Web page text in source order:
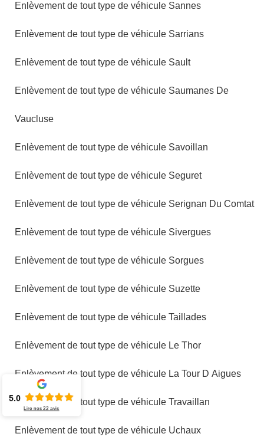
Enlèvement de tout type de véhicule Sannes
Enlèvement de tout type de véhicule Sarrians
Enlèvement de tout type de véhicule Sault
Enlèvement de tout type de véhicule Saumanes De
Vaucluse
Enlèvement de tout type de véhicule Savoillan
Enlèvement de tout type de véhicule Seguret
Enlèvement de tout type de véhicule Serignan Du Comtat
Enlèvement de tout type de véhicule Sivergues
Enlèvement de tout type de véhicule Sorgues
Enlèvement de tout type de véhicule Suzette
Enlèvement de tout type de véhicule Taillades
Enlèvement de tout type de véhicule Le Thor
Enlèvement de tout type de véhicule La Tour D Aigues
Enlèvement de tout type de véhicule Travaillan
Enlèvement de tout type de véhicule Uchaux
5.0
Lire nos22 avis